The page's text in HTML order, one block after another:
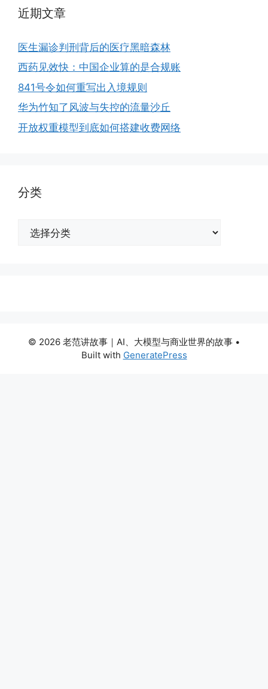
近期文章
医生漏诊判刑背后的医疗黑暗森林
西药见效快：中国企业算的是合规账
841号令如何重写出入境规则
华为竹知了风波与失控的流量沙丘
开放权重模型到底如何搭建收费网络
分类
© 2026 老范讲故事｜AI、大模型与商业世界的故事 •
Built with GeneratePress